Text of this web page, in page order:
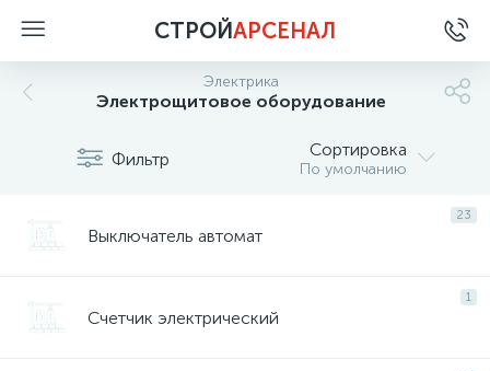
СТРОЙАРСЕНАЛ
Электрика
Электрощитовое оборудование
Фильтр Сортировка
По умолчанию
23
Выключатель автомат
1
Счетчик электрический